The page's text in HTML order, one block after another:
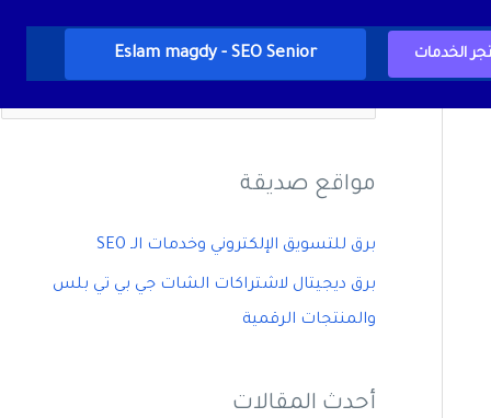
الخدمات Eslam magdy - SEO Senior
ا
ل
ح
ن
:
مواقع صديقة
برق للتسويق الإلكتروني وخدمات الـ SEO
برق ديجيتال لاشتراكات الشات جي بي تي بلس
والمنتجات الرقمية
أحدث المقالات